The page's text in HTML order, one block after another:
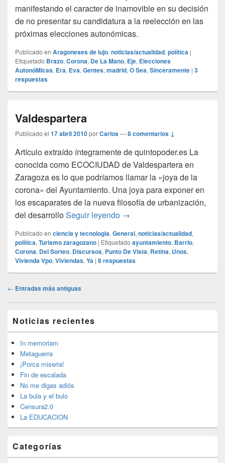
manifestando el caracter de inamovible en su decisión
de no presentar su candidatura a la reelección en las
próximas elecciones autonómicas.
Publicado en Aragoneses de lujo,noticias/actualidad,política |
Etiquetado Brazo,Corona, De La Mano, Eje, Elecciones
AutonóMicas, Era, Eva,Gentes,madrid,O Sea,Sinceramente | 3
respuestas
Valdespartera
Publicado el 17 abril 2010porCarlos—8 comentarios ↓
Artículo extraído íntegramente de quintopoder.es La
conocida como ECOCIUDAD de Valdespartera en
Zaragoza es lo que podríamos llamar la «joya de la
corona» del Ayuntamiento. Una joya para exponer en
los escaparates de la nueva filosofía de urbanización,
del desarrolloSeguir leyendo Valdespartera
→
Publicado en ciencia y tecnologia,General,noticias/actualidad,
política,Turismo zaragozano | Etiquetado ayuntamiento, Barrio,
Corona, Del Sorteo, Discursos, Punto De Vista, Retina, Unos,
Vivienda Vpo,Viviendas,Ya | 8respuestas
Navegación
← Entradas más antiguas
área
de
widget
barra
lateral
primaria
Noticias recientes
In memoriam
Metaguerra
¡Porca miseria!
Fin de escalada
No me digas adiós
La bula y el bulo
Censura2.0
La EDUCACION
Categorías